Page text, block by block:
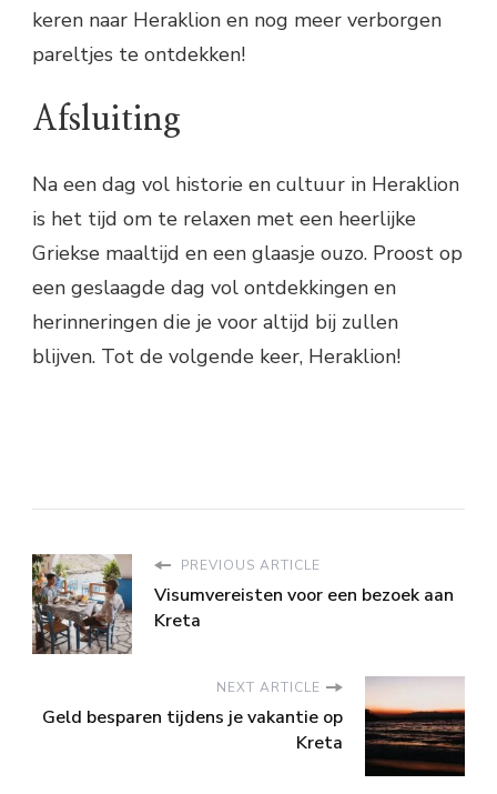
keren naar Heraklion en nog meer verborgen
pareltjes te ontdekken!
Afsluiting
Na een dag vol historie en cultuur in Heraklion
is het tijd om te relaxen met een heerlijke
Griekse maaltijd en een glaasje ouzo. Proost op
een geslaagde dag vol ontdekkingen en
herinneringen die je voor altijd bij zullen
blijven. Tot de volgende keer, Heraklion!
PREVIOUS ARTICLE
Visumvereisten voor een bezoek aan
Kreta
NEXT ARTICLE
Geld besparen tijdens je vakantie op
Kreta